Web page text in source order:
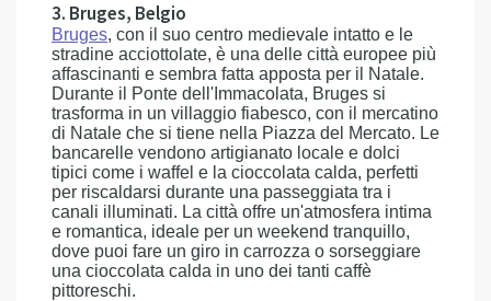
3. Bruges, Belgio
Bruges, con il suo centro medievale intatto e le
stradine acciottolate, è una delle città europee più
affascinanti e sembra fatta apposta per il Natale.
Durante il Ponte dell'Immacolata, Bruges si
trasforma in un villaggio fiabesco, con il mercatino
di Natale che si tiene nella Piazza del Mercato. Le
bancarelle vendono artigianato locale e dolci
tipici come i waffel e la cioccolata calda, perfetti
per riscaldarsi durante una passeggiata tra i
canali illuminati. La città offre un'atmosfera intima
e romantica, ideale per un weekend tranquillo,
dove puoi fare un giro in carrozza o sorseggiare
una cioccolata calda in uno dei tanti caffè
pittoreschi.